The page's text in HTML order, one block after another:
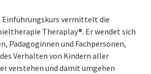
Einführungskurs vermittelt die
Theraplay®. Er wendet sich
Pädagoginnen und Fachpersonen,
Verhalten von Kindern aller
verstehen und damit umgehen